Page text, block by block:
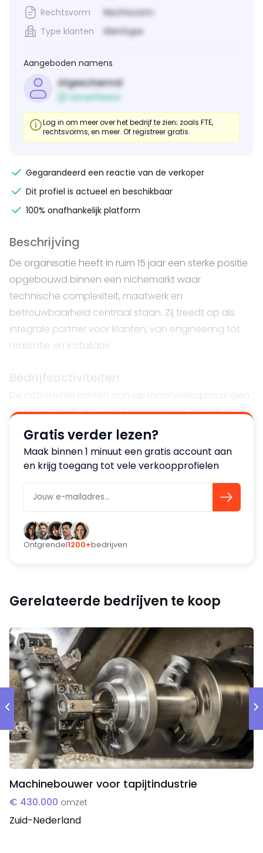
Rechtsvorm
Rechtsvorm
Type klanten
Klanttype
Aangeboden namens
Afgeschermd
Geverifieerd
Log in om meer over het bedrijf te zien; zoals FTE,
rechtsvorms, en meer. Of registreer gratis.
Gegarandeerd een reactie van de verkoper
Dit profiel is actueel en beschikbaar
100% onafhankelijk platform
Beschrijving
De organisatie heeft in ruim 15 jaar een sterke positie
opgebouwd binnen een nichemarkt waar
technische complexiteit, maatwerk en
betrouwbaarheid centraal staan. Zij treedt op als
integrale partner voor klanten, van engineering tot
realisatie en installatie.
en projectrealisatie voor toepassingen binnen onder
meer waterbehandeling, milieutechnologie, chemie,
food, pharma en machinebouw.
Markt en klanten
De organisatie bedient een brede en loyale
klantenbasis van zowel industriële als semi-publieke
opdrachtgevers.
Flexibiliteit en snelheid
Oplossingsgericht engineeringvermogen
Integrale projectaanpak
Persoonlijke klantbenadering
Gratis verder lezen?
Maak binnen 1 minuut een gratis account aan
en krijg toegang tot vele verkoopprofielen
Ontgrendel1200+bedrijven
Gerelateerde bedrijven te koop
Machinebouwer voor tapijtindustrie
€ 430.000 omzet
Zuid-Nederland